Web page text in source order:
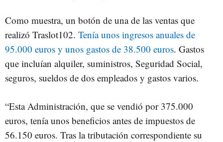
Como muestra, un botón de una de las ventas que
realizó Traslot102. Tenía unos ingresos anuales de
95.000 euros y unos gastos de 38.500 euros. Gastos
que incluían alquiler, suministros, Seguridad Social,
seguros, sueldos de dos empleados y gastos varios.
“Esta Administración, que se vendió por 375.000
euros, tenía unos beneficios antes de impuestos de
56.150 euros. Tras la tributación correspondiente su